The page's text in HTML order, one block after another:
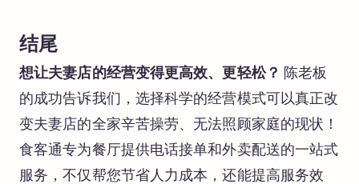
结尾
想让夫妻店的经营变得更高效、更轻松？ 陈老板
的成功告诉我们，选择科学的经营模式可以真正改
变夫妻店的全家辛苦操劳、无法照顾家庭的现状！
食客通专为餐厅提供电话接单和外卖配送的一站式
服务，不仅帮您节省人力成本，还能提高服务效